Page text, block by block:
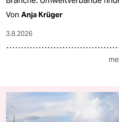
Von Anja Krüger
3.8.2026